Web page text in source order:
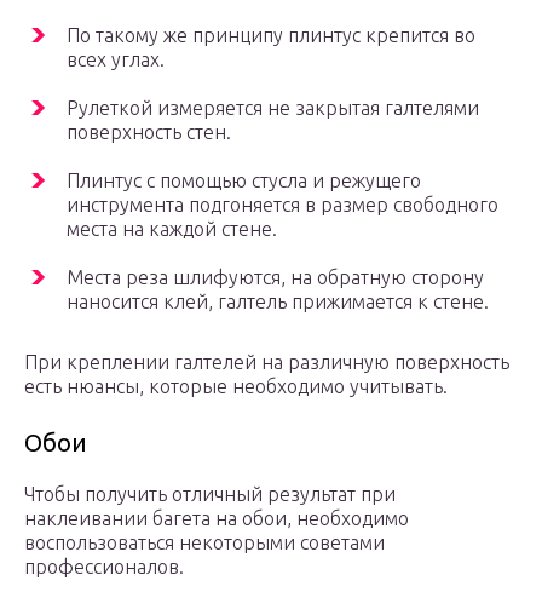
По такому же принципу плинтус крепится во
всех углах.
Рулеткой измеряется не закрытая галтелями
поверхность стен.
Плинтус с помощью стусла и режущего
инструмента подгоняется в размер свободного
места на каждой стене.
Места реза шлифуются, на обратную сторону
наносится клей, галтель прижимается к стене.
При креплении галтелей на различную поверхность
есть нюансы, которые необходимо учитывать.
Обои
Чтобы получить отличный результат при
наклеивании багета на обои, необходимо
воспользоваться некоторыми советами
профессионалов.